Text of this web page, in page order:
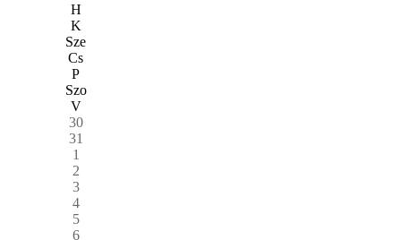
H
K
Sze
Cs
P
Szo
V
30
31
1
2
3
4
5
6